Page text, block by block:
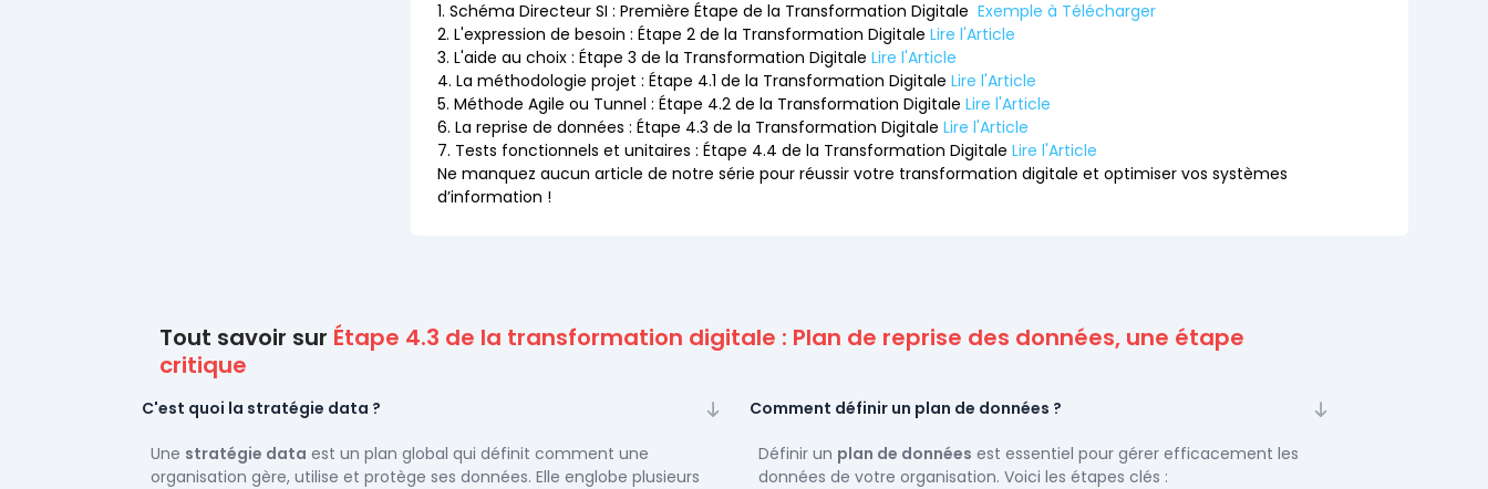
1. Schéma Directeur SI : Première Étape de la Transformation Digitale Exemple à Télécharger
2. L'expression de besoin : Étape 2 de la Transformation Digitale Lire l'Article
3. L'aide au choix : Étape 3 de la Transformation Digitale Lire l'Article
4. La méthodologie projet : Étape 4.1 de la Transformation Digitale Lire l'Article
5. Méthode Agile ou Tunnel : Étape 4.2 de la Transformation Digitale Lire l'Article
6. La reprise de données : Étape 4.3 de la Transformation Digitale Lire l'Article
7. Tests fonctionnels et unitaires : Étape 4.4 de la Transformation Digitale Lire l'Article
Ne manquez aucun article de notre série pour réussir votre transformation digitale et optimiser vos systèmes
d’information !
Tout savoir sur Étape 4.3 de la transformation digitale : Plan de reprise des données, une étape
critique
C'est quoi la stratégie data ?
Une stratégie data est un plan global qui définit comment une
organisation gère, utilise et protège ses données. Elle englobe plusieurs
Comment définir un plan de données ?
Définir un plan de données est essentiel pour gérer efficacement les
données de votre organisation. Voici les étapes clés :